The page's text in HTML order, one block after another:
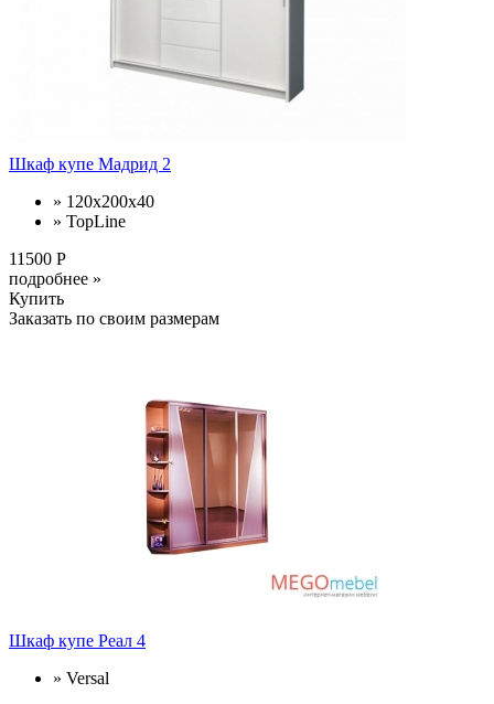
Шкаф купе Мадрид 2
» 120х200х40
» TopLine
11500 Р
подробнее »
Купить
Заказать по своим размерам
Шкаф купе Реал 4
» Versal